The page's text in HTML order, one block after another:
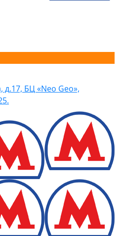
д.17, БЦ «Neo Geo»,